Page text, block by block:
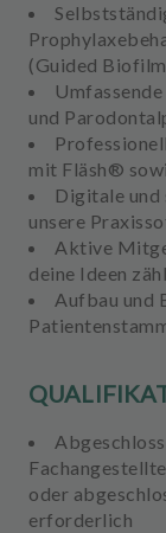
(Guided
Umfassende
und
mit Fläsh®
Digitale
unsere
Aktive
deine Ideen
Aufbau und
oder
erforderlich